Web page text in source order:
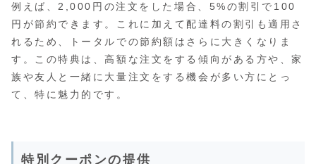
例えば、2,000円の注文をした場合、5%の割引で100
円が節約できます。これに加えて配達料の割引も適用さ
れるため、トータルでの節約額はさらに大きくなりま
す。この特典は、高額な注文をする傾向がある方や、家
族や友人と一緒に大量注文をする機会が多い方にとっ
て、特に魅力的です。
特別クーポンの提供